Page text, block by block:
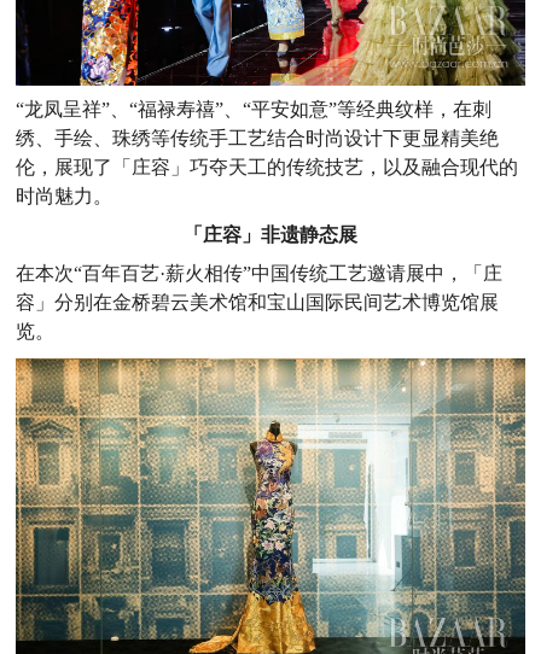
“龙凤呈祥”、“福禄寿禧”、“平安如意”等经典纹样，在刺
绣、手绘、珠绣等传统手工艺结合时尚设计下更显精美绝
伦，展现了「庄容」巧夺天工的传统技艺，以及融合现代的
时尚魅力。
「庄容」非遗静态展
在本次“百年百艺·薪火相传”中国传统工艺邀请展中，「庄
容」分别在金桥碧云美术馆和宝山国际民间艺术博览馆展
览。